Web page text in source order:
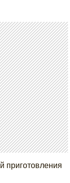
приготовления